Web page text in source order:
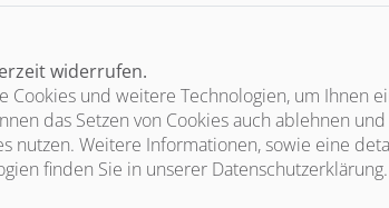
widerrufen.
Cookies und weitere Technologien, um Ihnen
das Setzen von Cookies auch ablehnen
nutzen. Weitere Informationen, sowie eine
finden Sie in unserer